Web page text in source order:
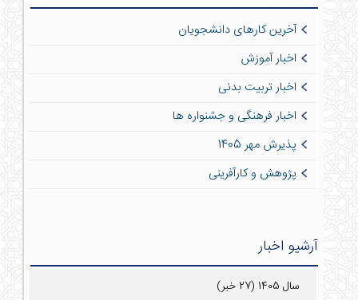
آخرین کارهای دانشجویان
اخبار آموزش
اخبار تربیت بدنی
اخبار فرهنگی و جشنواره ها
پذیرش مهر 1405
پژوهش و کارآفرینی
آرشیو اخبار
سال 1405 (27 خبر)